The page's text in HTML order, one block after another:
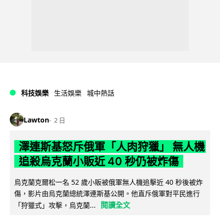
科技娛樂 生活娛樂 城中熱話
Lawton 2 日
澤連斯基怒斥俄軍「人肉狩獵」 無人機
追殺烏克蘭小販近 40 秒仍被炸傷
烏克蘭克爾松一名 52 歲小販被俄軍無人機追擊近 40 秒後被炸
傷，影片由烏克蘭總統澤連斯基公開。他直斥俄軍對平民進行
「狩獵式」攻擊，烏克蘭...
閱讀全文